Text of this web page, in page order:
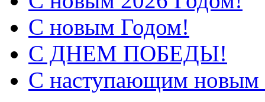
С новым Годом!
С ДНЕМ ПОБЕДЫ!
С наступающим новым